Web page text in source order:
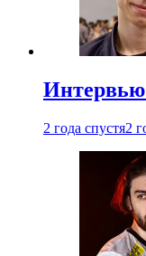
Интервью
2 года спустя2